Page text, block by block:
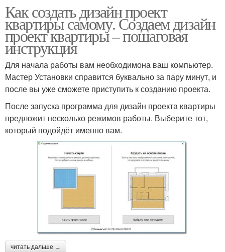
Как создать дизайн проект
квартиры самому. Создаем дизайн
проект квартиры – пошаговая
инструкция
Для начала работы вам необходимона ваш компьютер.
Мастер Установки справится буквально за пару минут, и
после вы уже сможете приступить к созданию проекта.
После запуска программа для дизайн проекта квартиры
предложит несколько режимов работы. Выберите тот,
который подойдёт именно вам.
читать дальше →